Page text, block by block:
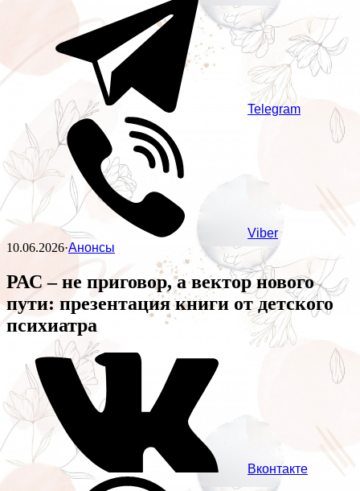
Telegram
Viber
10.06.2026·Анонсы
РАС – не приговор, а вектор нового
пути: презентация книги от детского
психиатра
Вконтакте